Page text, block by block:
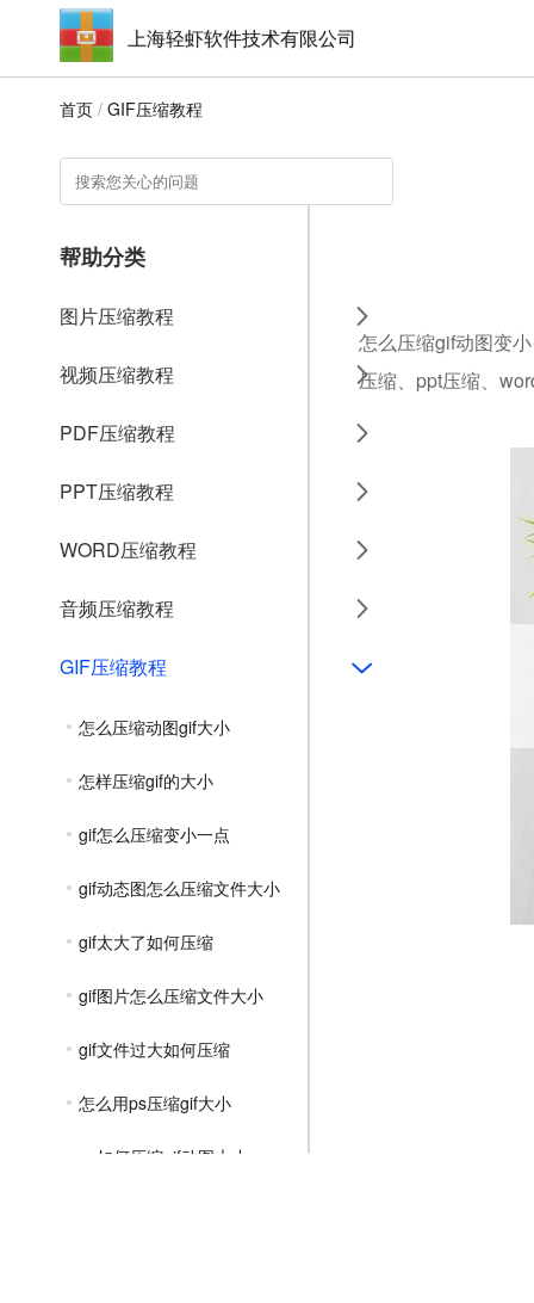
上海轻虾软件技术有限公司
首页 / GIF压缩教程
帮助分类
图片压缩教程
视频压缩教程
PDF压缩教程
PPT压缩教程
WORD压缩教程
音频压缩教程
GIF压缩教程
怎么压缩动图gif大小
怎样压缩gif的大小
gif怎么压缩变小一点
gif动态图怎么压缩文件大小
gif太大了如何压缩
gif图片怎么压缩文件大小
gif文件过大如何压缩
怎么用ps压缩gif大小
ps如何压缩gif动图大小
怎么压缩gif动图变
压缩、ppt压缩、